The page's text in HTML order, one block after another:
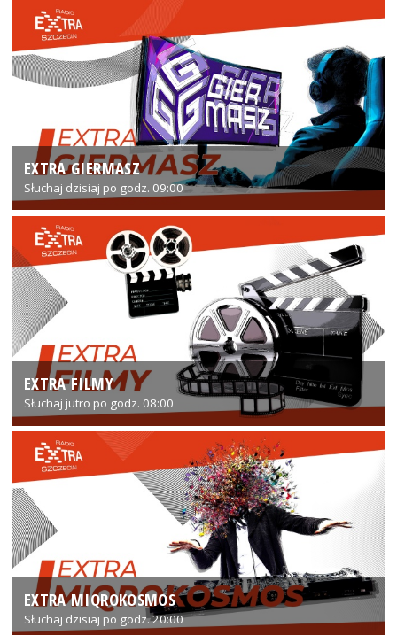
EXTRA GIERMASZ
Słuchaj dzisiaj po godz. 09:00
EXTRA FILMY
Słuchaj jutro po godz. 08:00
EXTRA MIQROKOSMOS
Słuchaj dzisiaj po godz. 20:00